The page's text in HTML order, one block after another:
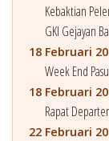
Kebaktian
GKI Gejayan
18 Februari
Week End
18 Februari
Rapat
22 Februari